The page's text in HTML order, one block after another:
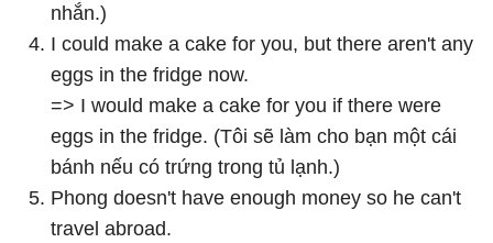
nhắn.)
I could make a cake for you, but there aren't any
eggs in the fridge now.
=> I would make a cake for you if there were
eggs in the fridge. (Tôi sẽ làm cho bạn một cái
bánh nếu có trứng trong tủ lạnh.)
Phong doesn't have enough money so he can't
travel abroad.